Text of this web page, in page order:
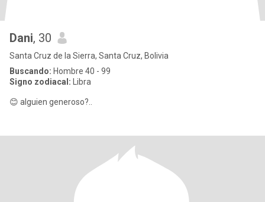
Dani, 30
Santa Cruz de la Sierra, Santa Cruz, Bolivia
Buscando: Hombre 40 - 99
Signo zodiacal: Libra
😊 alguien generoso?..